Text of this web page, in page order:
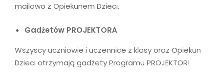
mailowo z Opiekunem Dzieci.
Gadżetów PROJEKTORA
Wszyscy uczniowie i uczennice z klasy oraz Opiekun
Dzieci otrzymają gadżety Programu PROJEKTOR!